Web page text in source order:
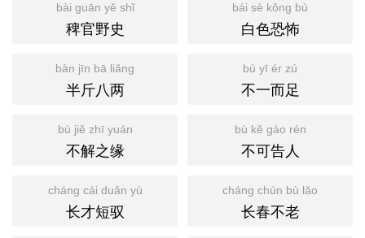
bài guān yě shǐ
稗官野史
bái sè kǒng bù
白色恐怖
bàn jīn bā liǎng
半斤八两
bù yī ér zú
不一而足
bù jiě zhī yuán
不解之缘
bù kě gào rén
不可告人
cháng cái duǎn yù
长才短驭
cháng chún bù lǎo
长春不老